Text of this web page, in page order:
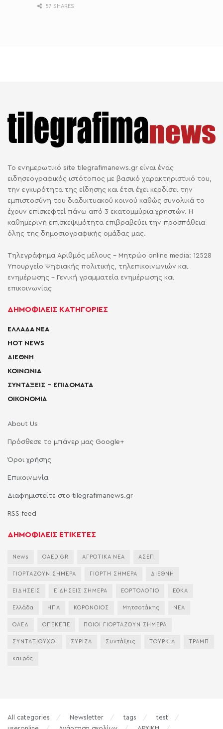
57 SHARES
Το ενημερωτικό site tilegrafimanews.gr είναι ένας
ειδησεογραφικός ιστότοπος με βασικό χαρακτηριστικό του,
την εγκυρότητα της είδησης και έτσι έχει κερδίσει την
εμπιστοσύνη του διαδικτυακού κοινού καθώς συνολικά το
έχουν επισκεφτεί πάνω από 3 εκατομμύρια χρηστών. Η
καθημερινή επισκεψιμότητα επιβραβεύει την προσπάθεια
όλης της δημοσιογραφικής ομάδας μας.
Τηλεγράφημα Αριθμός μέλους - Μητρώο online media: 12528
Υπουργείο Ψηφιακής πολιτικής, τηλεπικοινωνιών και
ενημέρωσης - Γενική γραμματεία ενημέρωσης και
επικοινωνίας
ΔΗΜΟΦΙΛΕΙΣ ΚΑΤΗΓΟΡΙΕΣ
ΕΛΛΑΔΑ ΝΕΑ
HOT NEWS
ΔΙΕΘΝΗ
ΚΟΙΝΩΝΙΑ
ΣΥΝΤΑΞΕΙΣ – ΕΠΙΔΟΜΑΤΑ
ΟΙΚΟΝΟΜΙΑ
About Us
Πρόσθεσε το μπάνερ μας Google+
Όροι χρήσης
Επικοινωνία
Διαφημιστείτε στο tilegrafimanews.gr
RSS feed
ΔΗΜΟΦΙΛΕΙΣ ΕΤΙΚΕΤΕΣ
News OAED.GR ΑΓΡΟΤΙΚΑ ΝΕΑ ΑΣΕΠ
ΓΙΟΡΤΑΖΟΥΝ ΣΗΜΕΡΑ ΓΙΟΡΤΗ ΣΗΜΕΡΑ ΔΙΕΘΝΗ
ΕΙΔΗΣΕΙΣ ΕΙΔΗΣΕΙΣ ΣΗΜΕΡΑ ΕΟΡΤΟΛΟΓΙΟ ΕΦΚΑ
Ελλάδα ΗΠΑ ΚΟΡΟΝΟΙΟΣ Μητσοτάκης ΝΕΑ
ΟΑΕΔ ΟΠΕΚΕΠΕ ΠΟΙΟΙ ΓΙΟΡΤΑΖΟΥΝ ΣΗΜΕΡΑ
ΣΥΝΤΑΞΙΟΥΧΟΙ ΣΥΡΙΖΑ Συντάξεις ΤΟΥΡΚΙΑ ΤΡΑΜΠ
καιρός
All categories Newsletter tags
test